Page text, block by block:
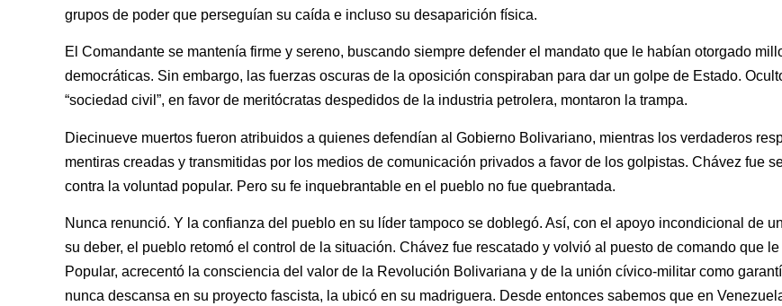
grupos de poder que perseguían su caída e incluso su desaparición física.
El Comandante se mantenía firme y sereno, buscando siempre defender el mandato que le habían otorgado
democráticas. Sin embargo, las fuerzas oscuras de la oposición conspiraban para dar un golpe de Estado.
“sociedad civil”, en favor de meritócratas despedidos de la industria petrolera, montaron la trampa.
Diecinueve muertos fueron atribuidos a quienes defendían al Gobierno Bolivariano, mientras los verdaderos
mentiras creadas y transmitidas por los medios de comunicación privados a favor de los golpistas. Chávez fue
contra la voluntad popular. Pero su fe inquebrantable en el pueblo no fue quebrantada.
Nunca renunció. Y la confianza del pueblo en su líder tampoco se doblegó. Así, con el apoyo incondicional de
su deber, el pueblo retomó el control de la situación. Chávez fue rescatado y volvió al puesto de comando que
Popular, acrecentó la consciencia del valor de la Revolución Bolivariana y de la unión cívico-militar como
nunca descansa en su proyecto fascista, la ubicó en su madriguera. Desde entonces sabemos que en